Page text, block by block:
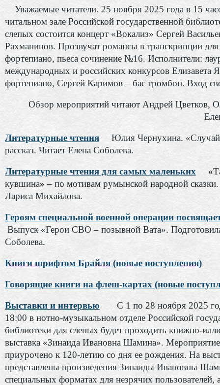
Уважаемые читатели. 25 ноября 2025 года в 15
читальном зале Российской государственной
слепых состоится концерт «Вокализ» Сергей
Рахманинов. Прозвучат романсы в транскрипции
фортепиано, пьеса сочинение №16. Исполнители:
международных и российских конкурсов Елизавета
фортепиано, Сергей Каримов – бас тромбон. Вход
Обзор мероприятий читают Андрей Цветков,
Литературные чтения
Юлия Чернухина.
рассказ. Читает Елена Соболева.
Литературные чтения для самых маленьких «
кувшина» – по мотивам румынской народной сказки.
Лариса Михайлова.
Героям специальной военной операции
Выпуск «Герои СВО – позывной Вата».
Соболева.
Книги шрифтом Брайля (новые поступления)
Говорящие книги на флеш-картах (новые
Выставки и интервью
С 1 по 28 ноября 2025
18:00 в нотно-музыкальном отделе Российской
библиотеки для слепых будет проходить книжно-
выставка «Зинаида Ивановна Шамина». Мероприятие
приурочено к 120-летию со дня ее рождения. На
представлены произведения Зинаиды Ивановны
специальных форматах для незрячих пользователей,